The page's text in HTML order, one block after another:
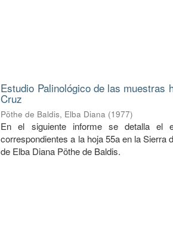
Estudio Palinológico de las muestras
Cruz
Pöthe de Baldis, Elba Diana (1977)
En el siguiente informe se detalla el
correspondientes a la hoja 55a en la Sierra
de Elba Diana Pöthe de Baldis.